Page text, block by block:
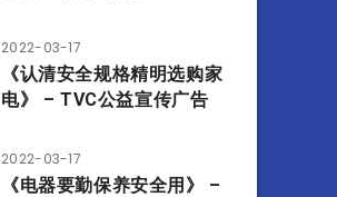
2022-03-17
《认清安全规格精明选购家
电》 – TVC公益宣传广告
2022-03-17
《电器要勤保养安全用》 –